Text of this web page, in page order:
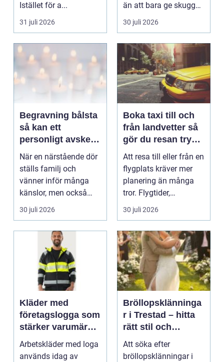
Istället för a...
31 juli 2026
än att bara ge skugga.
Det påverkar hur länge
gäs...
30 juli 2026
Begravning bålsta
så kan ett
personligt avsked
formas
När en närstående dör
ställs familj och
vänner inför många
känslor, men också
praktiska beslut. En b...
30 juli 2026
Boka taxi till och
från landvetter så
gör du resan trygg
och smidig
Att resa till eller från en
flygplats kräver mer
planering än många
tror. Flygtider,
packning, säker...
30 juli 2026
Kläder med
företagslogga som
stärker varumärket
varje dag
Arbetskläder med loga
används idag av
Bröllopsklänninga
r i Trestad – hitta
rätt stil och
passform inför den
stora dagen
Att söka efter
bröllopsklänningar i